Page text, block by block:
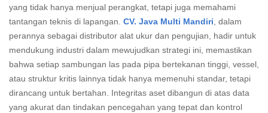
yang tidak hanya menjual perangkat, tetapi juga memahami
tantangan teknis di lapangan. CV. Java Multi Mandiri , dalam
perannya sebagai distributor alat ukur dan pengujian, hadir untuk
mendukung industri dalam mewujudkan strategi ini, memastikan
bahwa setiap sambungan las pada pipa bertekanan tinggi, vessel,
atau struktur kritis lainnya tidak hanya memenuhi standar, tetapi
dirancang untuk bertahan. Integritas aset dibangun di atas data
yang akurat dan tindakan pencegahan yang tepat dan kontrol